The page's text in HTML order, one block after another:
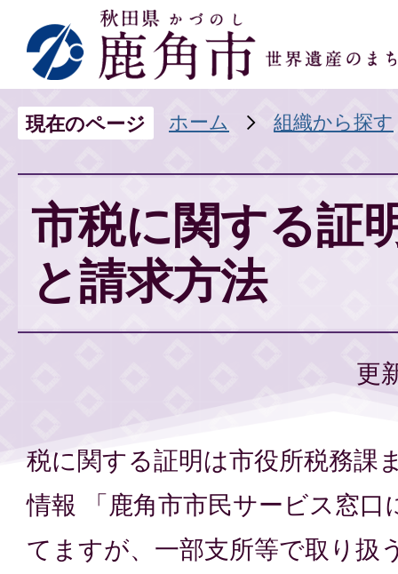
現在のページ ホーム 組織から探す
市税に関する証
と請求方法
更
税に関する証明は市役所税務課
情報 「鹿角市市民サービス窓
てますが、一部支所等で取り扱